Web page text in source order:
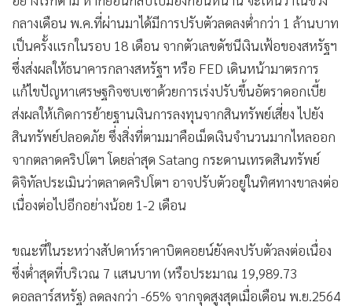
กลางเดือน พ.ค.ที่ผ่านมาได้มีการปรับตัวลดลงต่ำกว่า 1 ล้านบาท
เป็นครั้งแรกในรอบ 18 เดือน จากตัวเลขดัชนีเงินเฟ้อของสหรัฐฯ
ซึ่งส่งผลให้ธนาคารกลางสหรัฐฯ หรือ FED เดินหน้ามาตรการ
แก้ไขปัญหาเศรษฐกิจซบเซาด้วยการเร่งปรับขึ้นอัตราดอกเบี้ย
ส่งผลให้เกิดการย้ายฐานเงินการลงทุนจากสินทรัพย์เสี่ยง ไปยัง
สินทรัพย์ปลอดภัย ซึ่งสิ่งที่ตามมาคือเม็ดเงินจำนวนมากไหลออก
จากตลาดคริปโตฯ โดยล่าสุด Satang กระดานเทรดสินทรัพย์
ดิจิทัลประเมินว่าตลาดคริปโตฯ อาจปรับตัวอยู่ในทิศทางขาลงต่อ
เนื่องต่อไปอีกอย่างน้อย 1-2 เดือน
ขณะที่ในระหว่างสัปดาห์ราคาบิตคอยน์ยังคงปรับตัวลงต่อเนื่อง
ซึ่งต่ำสุดที่บริเวณ 7 แสนบาท (หรือประมาณ 19,989.73
ดอลลาร์สหรัฐ) ลดลงกว่า -65% จากจุดสูงสุดเมื่อเดือน พ.ย.2564